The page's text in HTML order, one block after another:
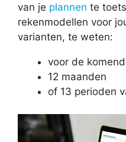
van je plannen te
rekenmodellen voor
varianten, te weten:
voor de
12 maanden
of 13 perioden